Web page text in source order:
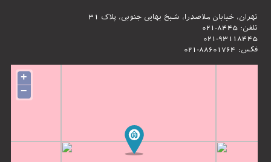
تهران، خیابان ملاصدرا، شیخ بهایی جنوبی، پلاک 31
تلفن: 8445-021
021-93118445
فکس: 88601764-021
+
−